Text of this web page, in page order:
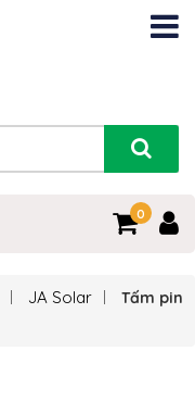
0
JA Solar
Tấm pin